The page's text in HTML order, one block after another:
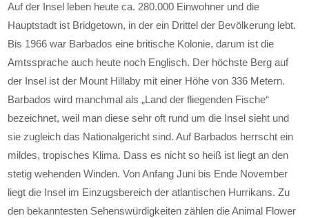
Auf der Insel leben heute ca. 280.000 Einwohner und die
Hauptstadt ist Bridgetown, in der ein Drittel der Bevölkerung lebt.
Bis 1966 war Barbados eine britische Kolonie, darum ist die
Amtssprache auch heute noch Englisch. Der höchste Berg auf
der Insel ist der Mount Hillaby mit einer Höhe von 336 Metern.
Barbados wird manchmal als „Land der fliegenden Fische“
bezeichnet, weil man diese sehr oft rund um die Insel sieht und
sie zugleich das Nationalgericht sind. Auf Barbados herrscht ein
mildes, tropisches Klima. Dass es nicht so heiß ist liegt an den
stetig wehenden Winden. Von Anfang Juni bis Ende November
liegt die Insel im Einzugsbereich der atlantischen Hurrikans. Zu
den bekanntesten Sehenswürdigkeiten zählen die Animal Flower